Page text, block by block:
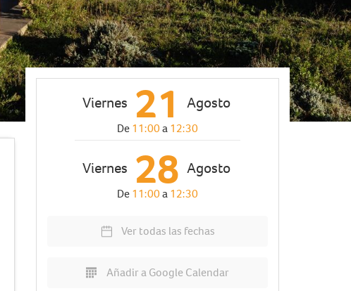
Viernes 21 Agosto
De11:00a12:30
Viernes 28 Agosto
De11:00a12:30
Ver todas las fechas
Añadir a Google Calendar